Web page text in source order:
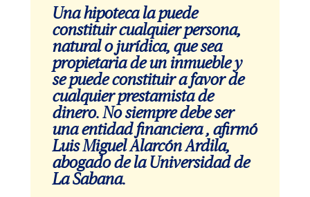
Una hipoteca la puede
constituir cualquier persona,
natural o jurídica, que sea
propietaria de un inmueble y
se puede constituir a favor de
cualquier prestamista de
dinero. No siempre debe ser
una entidad financiera , afirmó
Luis Miguel Alarcón Ardila,
abogado de la Universidad de
La Sabana.